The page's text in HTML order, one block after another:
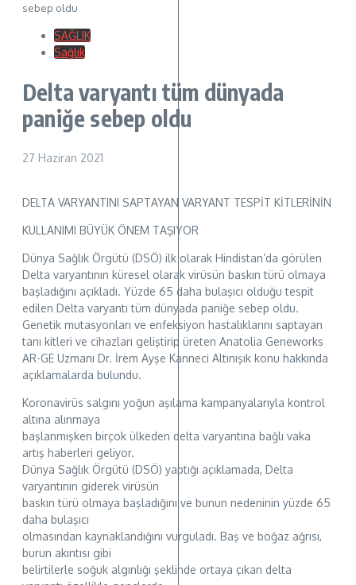
sebep oldu
SAĞLIK
Sağlık
Delta varyantı tüm dünyada
paniğe sebep oldu
27 Haziran 2021
DELTA VARYANTINI SAPTAYAN VARYANT TESPİT KİTLERİNİN
KULLANIMI BÜYÜK ÖNEM TAŞIYOR
Dünya Sağlık Örgütü (DSÖ) ilk olarak Hindistan’da görülen
Delta varyantının küresel olarak virüsün baskın türü olmaya
başladığını açıkladı. Yüzde 65 daha bulaşıcı olduğu tespit
edilen Delta varyantı tüm dünyada paniğe sebep oldu.
Genetik mutasyonları ve enfeksiyon hastalıklarını saptayan
tanı kitleri ve cihazları geliştirip üreten Anatolia Geneworks
AR-GE Uzmanı Dr. İrem Ayşe Kanneci Altınışık konu hakkında
açıklamalarda bulundu.
Koronavirüs salgını yoğun aşılama kampanyalarıyla kontrol
altına alınmaya
başlanmışken birçok ülkeden delta varyantına bağlı vaka
artış haberleri geliyor.
Dünya Sağlık Örgütü (DSÖ) yaptığı açıklamada, Delta
varyantının giderek virüsün
baskın türü olmaya başladığını ve bunun nedeninin yüzde 65
daha bulaşıcı
olmasından kaynaklandığını vurguladı. Baş ve boğaz ağrısı,
burun akıntısı gibi
belirtilerle soğuk algınlığı şeklinde ortaya çıkan delta